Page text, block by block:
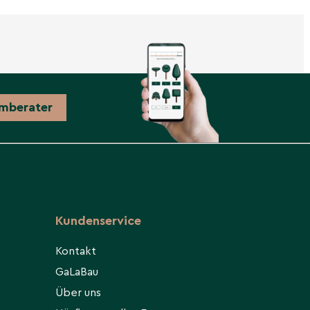
Kundenservice
Kontakt
GaLaBau
Über uns